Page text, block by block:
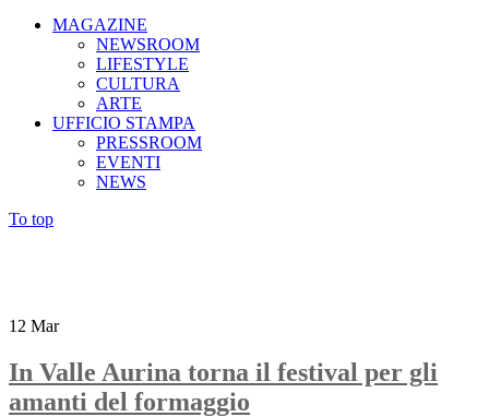
MAGAZINE
NEWSROOM
LIFESTYLE
CULTURA
ARTE
UFFICIO STAMPA
PRESSROOM
EVENTI
NEWS
To top
12 Mar
In Valle Aurina torna il festival per gli
amanti del formaggio